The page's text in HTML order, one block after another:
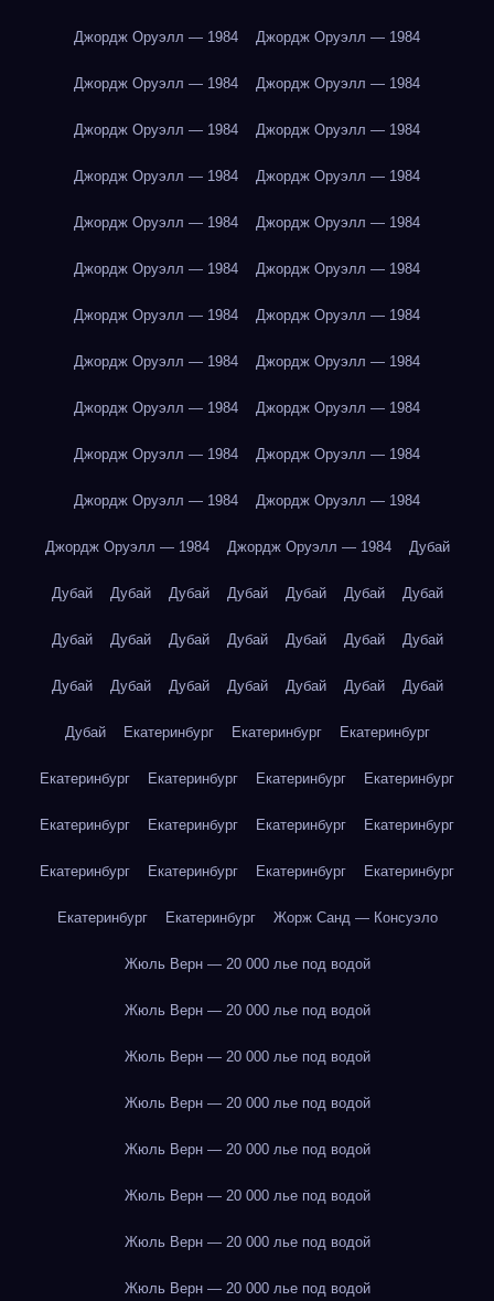
Джордж Оруэлл — 1984 Джордж Оруэлл — 1984
Джордж Оруэлл — 1984 Джордж Оруэлл — 1984
Джордж Оруэлл — 1984 Джордж Оруэлл — 1984
Джордж Оруэлл — 1984 Джордж Оруэлл — 1984
Джордж Оруэлл — 1984 Джордж Оруэлл — 1984
Джордж Оруэлл — 1984 Джордж Оруэлл — 1984
Джордж Оруэлл — 1984 Джордж Оруэлл — 1984
Джордж Оруэлл — 1984 Джордж Оруэлл — 1984
Джордж Оруэлл — 1984 Джордж Оруэлл — 1984
Джордж Оруэлл — 1984 Джордж Оруэлл — 1984
Джордж Оруэлл — 1984 Джордж Оруэлл — 1984
Джордж Оруэлл — 1984 Джордж Оруэлл — 1984 Дубай
Дубай Дубай Дубай Дубай Дубай Дубай Дубай
Дубай Дубай Дубай Дубай Дубай Дубай Дубай
Дубай Дубай Дубай Дубай Дубай Дубай Дубай
Дубай Екатеринбург Екатеринбург Екатеринбург
Екатеринбург Екатеринбург Екатеринбург Екатеринбург
Екатеринбург Екатеринбург Екатеринбург Екатеринбург
Екатеринбург Екатеринбург Екатеринбург Екатеринбург
Екатеринбург Екатеринбург Жорж Санд — Консуэло
Жюль Верн — 20 000 лье под водой
Жюль Верн — 20 000 лье под водой
Жюль Верн — 20 000 лье под водой
Жюль Верн — 20 000 лье под водой
Жюль Верн — 20 000 лье под водой
Жюль Верн — 20 000 лье под водой
Жюль Верн — 20 000 лье под водой
Жюль Верн — 20 000 лье под водой